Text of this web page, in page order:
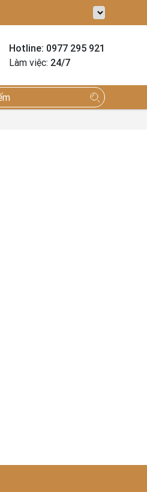
Hotline: 0977 295 921
Làm việc: 24/7